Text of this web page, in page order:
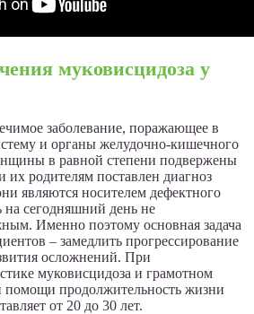
муковисцидоза у
заболевание, поражающее в
и органы желудочно-кишечного
в равной степени подвержены
их родителям поставлен диагноз
являются носителем дефектного
на сегодняшний день не
Именно поэтому основная задача
– замедлить прогрессирование
осложнений. При
муковисцидоза и грамотном
помощи продолжительность жизни
от 20 до 30 лет.